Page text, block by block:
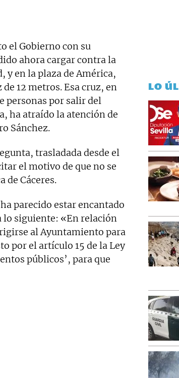
el Gobierno con su
ahora cargar contra la
y en la plaza de América,
12 metros. Esa cruz, en
personas por salir del
ha atraído la atención de
Sánchez.
trasladada desde el
el motivo de que no se
de Cáceres.
parecido estar encantado
lo siguiente: «En relación
al Ayuntamiento para
por el artículo 15 de la Ley
públicos’, para que
LO